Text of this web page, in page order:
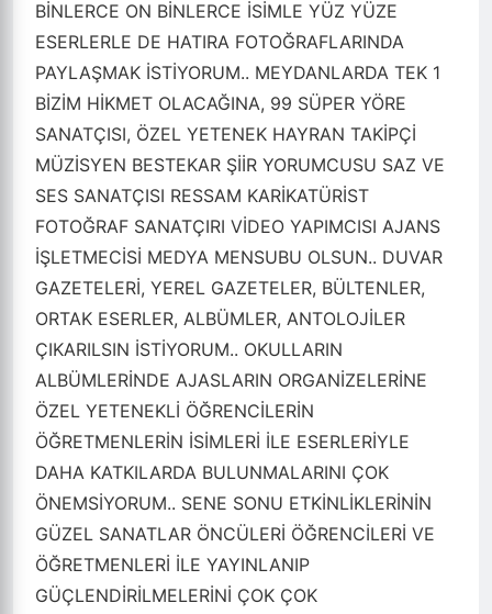
BİNLERCE ON BİNLERCE İSİMLE YÜZ YÜZE
ESERLERLE DE HATIRA FOTOĞRAFLARINDA
PAYLAŞMAK İSTİYORUM.. MEYDANLARDA TEK 1
BİZİM HİKMET OLACAĞINA, 99 SÜPER YÖRE
SANATÇISI, ÖZEL YETENEK HAYRAN TAKİPÇİ
MÜZİSYEN BESTEKAR ŞİİR YORUMCUSU SAZ VE
SES SANATÇISI RESSAM KARİKATÜRİST
FOTOĞRAF SANATÇIRI VİDEO YAPIMCISI AJANS
İŞLETMECİSİ MEDYA MENSUBU OLSUN.. DUVAR
GAZETELERİ, YEREL GAZETELER, BÜLTENLER,
ORTAK ESERLER, ALBÜMLER, ANTOLOJİLER
ÇIKARILSIN İSTİYORUM.. OKULLARIN
ALBÜMLERİNDE AJASLARIN ORGANİZELERİNE
ÖZEL YETENEKLİ ÖĞRENCİLERİN
ÖĞRETMENLERİN İSİMLERİ İLE ESERLERİYLE
DAHA KATKILARDA BULUNMALARINI ÇOK
ÖNEMSİYORUM.. SENE SONU ETKİNLİKLERİNİN
GÜZEL SANATLAR ÖNCÜLERİ ÖĞRENCİLERİ VE
ÖĞRETMENLERİ İLE YAYINLANIP
GÜÇLENDİRİLMELERİNİ ÇOK ÇOK